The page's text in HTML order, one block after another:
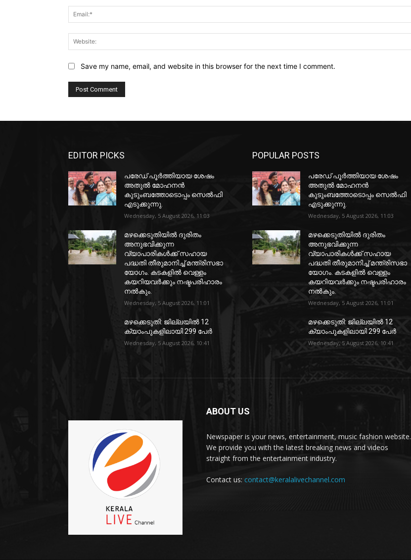
Save my name, email, and website in this browser for the next time I comment.
EDITOR PICKS
പരേഡ് പൂര്‍ത്തിയായ ശേഷം
അതുൽ മോഹനൻ
കുടുംബത്തോടൊപ്പം സെൽഫി
എടുക്കുന്നു.
Wednesday, 5 August 2026, 11:03
മഴക്കെടുതിയിൽ ദുരിതം
അനുഭവിക്കുന്ന
വ്യാപാരികൾക്ക് സഹായ
പദ്ധതി തീരുമാനിച്ച് മന്ത്രിസഭാ
യോഗം. കടകളിൽ വെള്ളം
കയറിയവർക്കും നഷ്ടപരിഹാരം
നൽകും.
Wednesday, 5 August 2026, 11:01
മഴക്കെടുതി: ജില്ലയിൽ 12
ക്യാംപുകളിലായി 299 പേർ
Wednesday, 5 August 2026, 10:41
POPULAR POSTS
പരേഡ് പൂര്‍ത്തിയായ ശേഷം
അതുൽ മോഹനൻ
കുടുംബത്തോടൊപ്പം സെൽഫി
എടുക്കുന്നു.
Wednesday, 5 August 2026, 11:03
മഴക്കെടുതിയിൽ ദുരിതം
അനുഭവിക്കുന്ന
വ്യാപാരികൾക്ക് സഹായ
പദ്ധതി തീരുമാനിച്ച് മന്ത്രിസഭാ
യോഗം. കടകളിൽ വെള്ളം
കയറിയവർക്കും നഷ്ടപരിഹാരം
നൽകും.
Wednesday, 5 August 2026, 11:01
മഴക്കെടുതി: ജില്ലയിൽ 12
ക്യാംപുകളിലായി 299 പേർ
Wednesday, 5 August 2026, 10:41
ABOUT US
Newspaper is your news, entertainment, music fashion website.
We provide you with the latest breaking news and videos
straight from the entertainment industry.
Contact us: contact@keralalivechannel.com